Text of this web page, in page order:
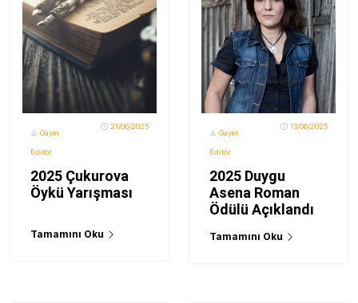
Gayet
Editör
21/06/2025
2025 Çukurova
Öykü Yarışması
Tamamını Oku
Gayet
Editör
13/06/2025
2025 Duygu
Asena Roman
Ödülü Açıklandı
Tamamını Oku